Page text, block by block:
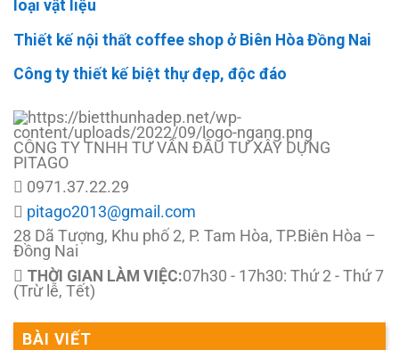
loại vật liệu
Thiết kế nội thất coffee shop ở Biên Hòa Đồng Nai
Công ty thiết kế biệt thự đẹp, độc đáo
CÔNG TY TNHH TƯ VẤN ĐẦU TƯ XÂY DỰNG
PITAGO
0971.37.22.29
pitago2013@gmail.com
28 Dã Tượng, Khu phố 2, P. Tam Hòa, TP.Biên Hòa –
Đồng Nai
THỜI GIAN LÀM VIỆC:07h30 - 17h30: Thứ 2 - Thứ 7
(Trừ lễ, Tết)
BÀI VIẾT